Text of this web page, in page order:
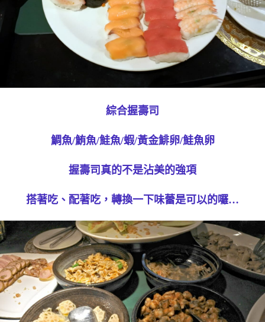
綜合握壽司
鯛魚/鮪魚/鮭魚/蝦/黃金鯡卵/鮭魚卵
握壽司真的不是沾美的強項
搭著吃、配著吃，轉換一下味蕾是可以的囉…